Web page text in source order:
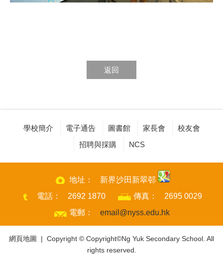
返回
學校簡介 電子通告 圖書館 家長會
校友會
招聘與採購
NCS
地址：
新界沙田新翠邨
電話：
2692 1870 傳真：
2695 0029
電郵：
email@nyss.edu.hk
網頁地圖
| Copyright © Copyright©Ng Yuk Secondary School. All
rights reserved.